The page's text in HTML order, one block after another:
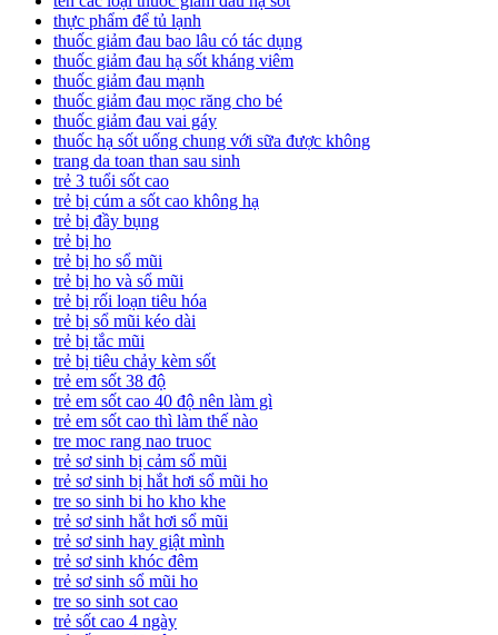
thực phẩm để tủ lạnh
thuốc giảm đau bao lâu có tác dụng
thuốc giảm đau hạ sốt kháng viêm
thuốc giảm đau mạnh
thuốc giảm đau mọc răng cho bé
thuốc giảm đau vai gáy
thuốc hạ sốt uống chung với sữa được không
trang da toan than sau sinh
trẻ 3 tuổi sốt cao
trẻ bị cúm a sốt cao không hạ
trẻ bị đầy bụng
trẻ bị ho
trẻ bị ho sổ mũi
trẻ bị ho và sổ mũi
trẻ bị rối loạn tiêu hóa
trẻ bị sổ mũi kéo dài
trẻ bị tắc mũi
trẻ bị tiêu chảy kèm sốt
trẻ em sốt 38 độ
trẻ em sốt cao 40 độ nên làm gì
trẻ em sốt cao thì làm thế nào
tre moc rang nao truoc
trẻ sơ sinh bị cảm sổ mũi
trẻ sơ sinh bị hắt hơi sổ mũi ho
tre so sinh bi ho kho khe
trẻ sơ sinh hắt hơi sổ mũi
trẻ sơ sinh hay giật mình
trẻ sơ sinh khóc đêm
trẻ sơ sinh sổ mũi ho
tre so sinh sot cao
trẻ sốt cao 4 ngày